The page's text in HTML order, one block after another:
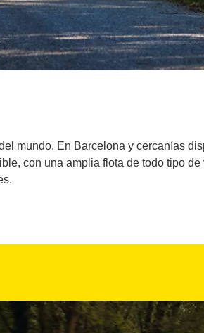
mundo. En Barcelona y cercanías
con una amplia flota de todo tipo